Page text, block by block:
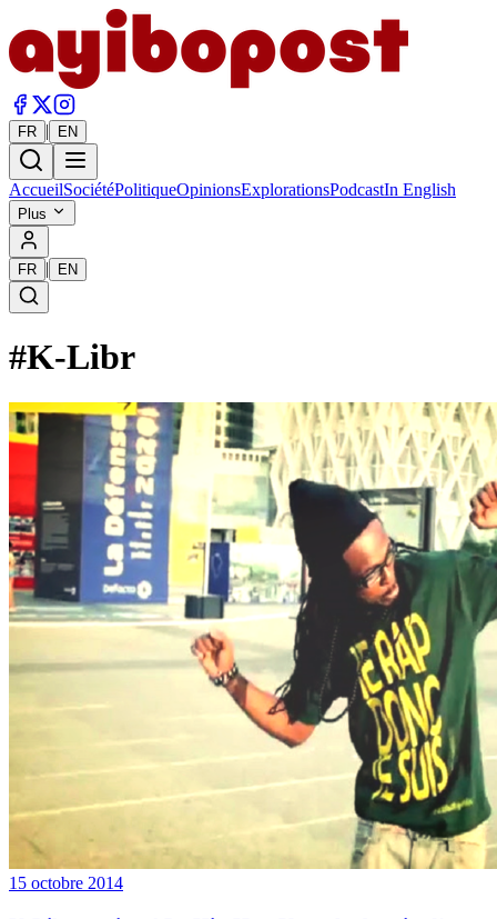
FR | EN
AccueilSociétéPolitiqueOpinionsExplorationsPodcastIn English
Plus
FR | EN
#K-Libr
15 octobre 2014